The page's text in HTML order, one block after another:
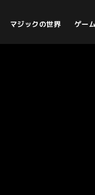
マジックの世界 ゲー